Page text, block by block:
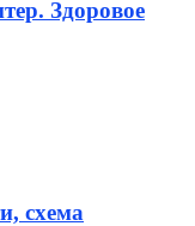
Здоровое
схема